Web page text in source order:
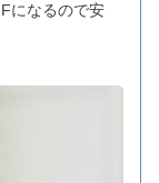
になるので安